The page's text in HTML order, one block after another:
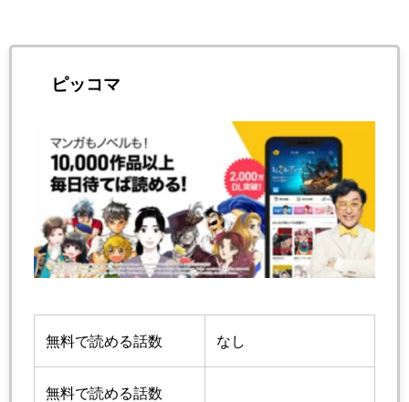
ピッコマ
無料で読める話数 なし
無料で読める話数